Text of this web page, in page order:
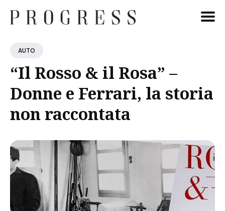
Cerca
AUTO
“Il Rosso & il Rosa” –
Donne e Ferrari, la storia
non raccontata